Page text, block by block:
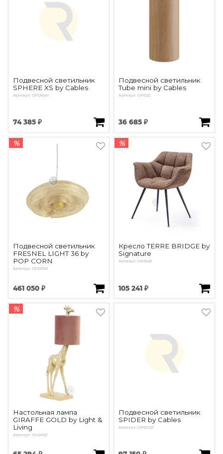
Подбор, производство и комплектация по вашему
Все категории товаров
Подвесной светильник
SPHERE XS by Cables
Артикул: OPD5641
74 385 ₽
Подвесной светильник
Tube mini by Cables
Артикул: OPD22
36 685 ₽
%
Подвесной светильник
FRESNEL LIGHT 36 by
POP CORN
Артикул: OPD1159
461 050 ₽
%
Кресло TERRE BRIDGE by
Signature
Артикул: OK5643
105 241 ₽
%
Настольная лампа
GIRAFFE GOLD by Light &
Living
Артикул: ON2490
Подвесной светильник
SPIDER by Cables
Артикул: OPD1122